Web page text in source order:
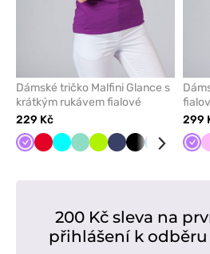
Dámské tričko Malfini Glance s
krátkým rukávem fialové
229 Kč
FialováČervenáTyrkysová
MátováLimetková
Námořnická
ČernáKaraibsky
Šedá
299
200 Kč sleva na
přihlášení k